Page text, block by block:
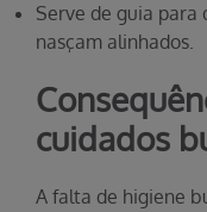
Serve de guia para
nasçam alinhados.
cuidados
A falta de higiene